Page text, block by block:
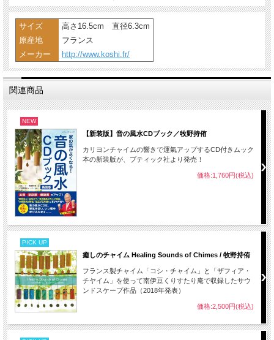
サイズ
高さ16.5cm 直径6.3cm
原産地
フランス
メーカー
http://www.koshi.fr/
関連商品
NEW
【新装版】音の風水CDブック／牧野持侑
カリヨンチャイムの響きで運氣アップするCD付きムック
本の新装版が、ブティック社より発売！
価格:1,760円(税込)
PICK UP
癒しのチャイム Healing Sounds of Chimes / 牧野持侑
フランス製チャイム「コシ・チャイム」と「ザフィア・
チヤイム」を使って南伊豆くりすたり庵で収録したサウ
ンドスケープ作品（2018年発表）
価格:2,500円(税込)